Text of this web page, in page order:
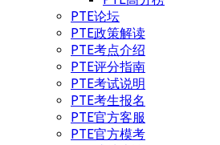
PTE论坛
PTE政策解读
PTE考点介绍
PTE评分指南
PTE考试说明
PTE考生报名
PTE官方客服
PTE官方模考